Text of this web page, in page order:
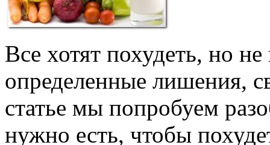
Все хотят похудеть, но
определенные лишения,
статье мы попробуем
нужно есть, чтобы